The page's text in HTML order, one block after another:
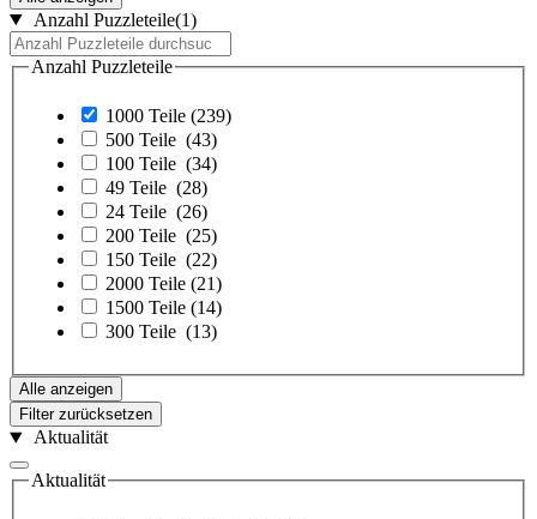
Anzahl Puzzleteile(1)
Anzahl Puzzleteile
1000 Teile (239)
500 Teile (43)
100 Teile (34)
49 Teile (28)
24 Teile (26)
200 Teile (25)
150 Teile (22)
2000 Teile (21)
1500 Teile (14)
300 Teile (13)
Alle anzeigen
Filter zurücksetzen
Aktualität
Aktualität